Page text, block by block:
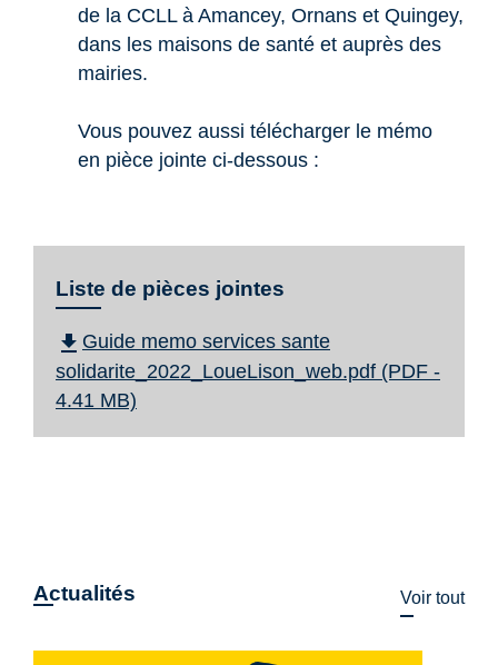
de la CCLL à Amancey, Ornans et Quingey,
dans les maisons de santé et auprès des
mairies.
Vous pouvez aussi télécharger le mémo
en pièce jointe ci-dessous :
Liste de pièces jointes
file_download Guide memo services sante
solidarite_2022_LoueLison_web.pdf (PDF -
4.41 MB)
Actualités Voir tout